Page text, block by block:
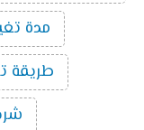
مدة
طريقة
شرح